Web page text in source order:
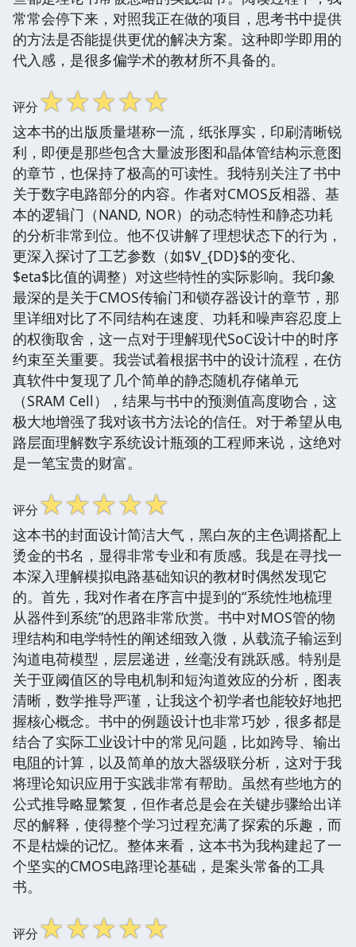
常常会停下来，对照我正在做的项目，思考书中提供
的方法是否能提供更优的解决方案。这种即学即用的
代入感，是很多偏学术的教材所不具备的。
评分☆☆☆☆☆
这本书的出版质量堪称一流，纸张厚实，印刷清晰锐
利，即便是那些包含大量波形图和晶体管结构示意图
的章节，也保持了极高的可读性。我特别关注了书中
关于数字电路部分的内容。作者对CMOS反相器、基
本的逻辑门（NAND, NOR）的动态特性和静态功耗
的分析非常到位。他不仅讲解了理想状态下的行为，
更深入探讨了工艺参数（如$V_{DD}$的变化、
$eta$比值的调整）对这些特性的实际影响。我印象
最深的是关于CMOS传输门和锁存器设计的章节，那
里详细对比了不同结构在速度、功耗和噪声容忍度上
的权衡取舍，这一点对于理解现代SoC设计中的时序
约束至关重要。我尝试着根据书中的设计流程，在仿
真软件中复现了几个简单的静态随机存储单元
（SRAM Cell），结果与书中的预测值高度吻合，这
极大地增强了我对该书方法论的信任。对于希望从电
路层面理解数字系统设计瓶颈的工程师来说，这绝对
是一笔宝贵的财富。
评分☆☆☆☆☆
这本书的封面设计简洁大气，黑白灰的主色调搭配上
烫金的书名，显得非常专业和有质感。我是在寻找一
本深入理解模拟电路基础知识的教材时偶然发现它
的。首先，我对作者在序言中提到的“系统性地梳理
从器件到系统”的思路非常欣赏。书中对MOS管的物
理结构和电学特性的阐述细致入微，从载流子输运到
沟道电荷模型，层层递进，丝毫没有跳跃感。特别是
关于亚阈值区的导电机制和短沟道效应的分析，图表
清晰，数学推导严谨，让我这个初学者也能较好地把
握核心概念。书中的例题设计也非常巧妙，很多都是
结合了实际工业设计中的常见问题，比如跨导、输出
电阻的计算，以及简单的放大器级联分析，这对于我
将理论知识应用于实践非常有帮助。虽然有些地方的
公式推导略显繁复，但作者总是会在关键步骤给出详
尽的解释，使得整个学习过程充满了探索的乐趣，而
不是枯燥的记忆。整体来看，这本书为我构建起了一
个坚实的CMOS电路理论基础，是案头常备的工具
书。
评分☆☆☆☆☆